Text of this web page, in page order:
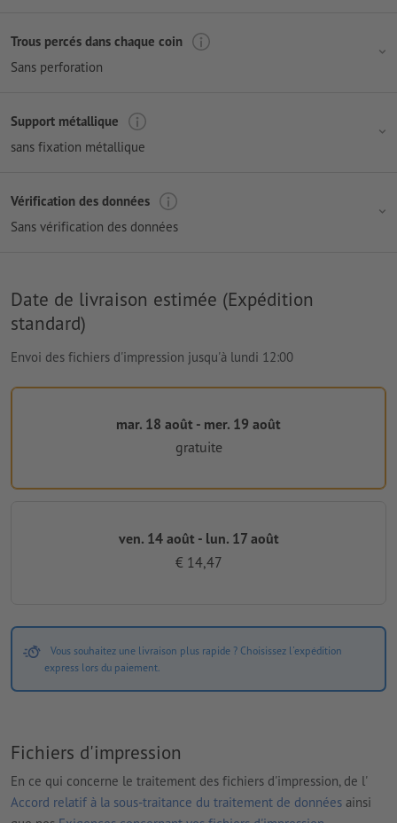
Trous percés dans chaque coin
Sans perforation
Support métallique
sans fixation métallique
Vérification des données
Sans vérification des données
Date de livraison estimée (Expédition
standard)
Envoi des fichiers d'impression jusqu'à lundi 12:00
mar. 18 août - mer. 19 août
gratuite
ven. 14 août - lun. 17 août
€ 14,47
Vous souhaitez une livraison plus rapide ? Choisissez l'expédition
express lors du paiement.
Fichiers d'impression
En ce qui concerne le traitement des fichiers d'impression, de l'
Accord relatif à la sous-traitance du traitement de données ainsi